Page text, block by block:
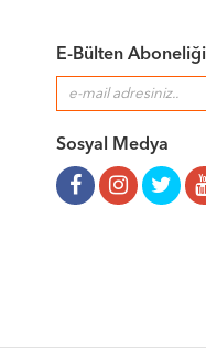
E-Bülten Aboneliği
Sosyal Medya